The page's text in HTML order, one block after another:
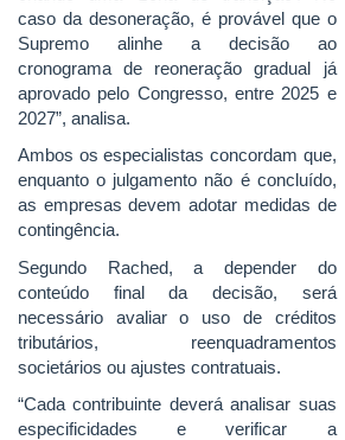
caso da desoneração, é provável que o
Supremo alinhe a decisão ao
cronograma de reoneração gradual já
aprovado pelo Congresso, entre 2025 e
2027”, analisa.
Ambos os especialistas concordam que,
enquanto o julgamento não é concluído,
as empresas devem adotar medidas de
contingência.
Segundo Rached, a depender do
conteúdo final da decisão, será
necessário avaliar o uso de créditos
tributários, reenquadramentos
societários ou ajustes contratuais.
“Cada contribuinte deverá analisar suas
especificidades e verificar a